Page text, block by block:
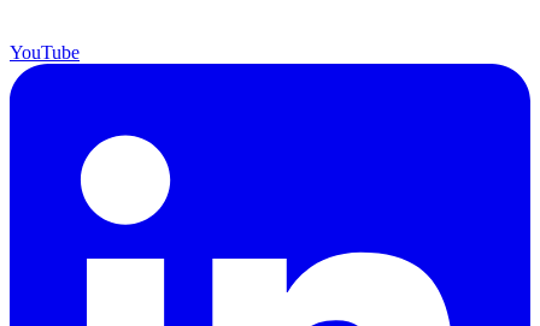
YouTube